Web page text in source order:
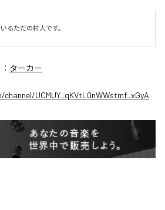
るただの村人です。
ターカー
UCMUY_qKVtL0nWWstmf_xGyA